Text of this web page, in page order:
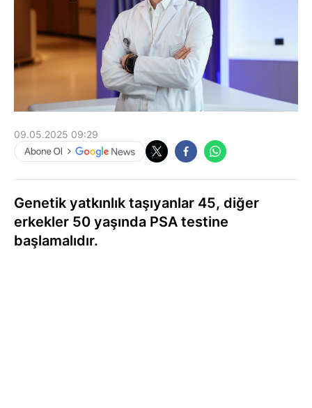
09.05.2025 09:29
Genetik yatkınlık taşıyanlar 45, diğer
erkekler 50 yaşında PSA testine
başlamalıdır.